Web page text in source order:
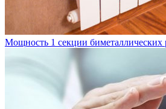
Мощность 1 секции биметаллических